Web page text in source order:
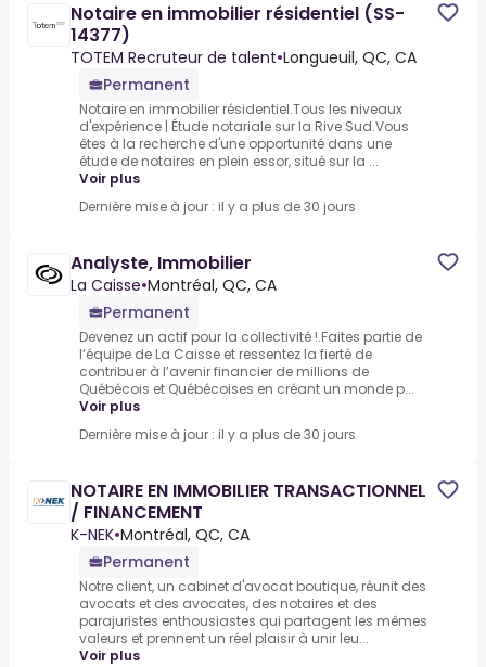
Notaire en immobilier résidentiel (SS-
14377)
TOTEM Recruteur de talent•Longueuil, QC, CA
Permanent
Notaire en immobilier résidentiel.Tous les niveaux
d'expérience | Étude notariale sur la Rive Sud.Vous
êtes à la recherche d'une opportunité dans une
étude de notaires en plein essor, situé sur la ...
Voir plus
Dernière mise à jour : il y a plus de 30 jours
Analyste, Immobilier
La Caisse•Montréal, QC, CA
Permanent
Devenez un actif pour la collectivité !.Faites partie de
l’équipe de La Caisse et ressentez la fierté de
contribuer à l’avenir financier de millions de
Québécois et Québécoises en créant un monde p...
Voir plus
Dernière mise à jour : il y a plus de 30 jours
NOTAIRE EN IMMOBILIER TRANSACTIONNEL
/ FINANCEMENT
K-NEK•Montréal, QC, CA
Permanent
Notre client, un cabinet d'avocat boutique, réunit des
avocats et des avocates, des notaires et des
parajuristes enthousiastes qui partagent les mêmes
valeurs et prennent un réel plaisir à unir leu...
Voir plus